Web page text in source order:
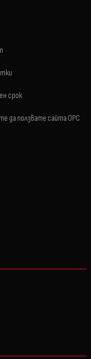
срок
да ползвате сайта ОРС